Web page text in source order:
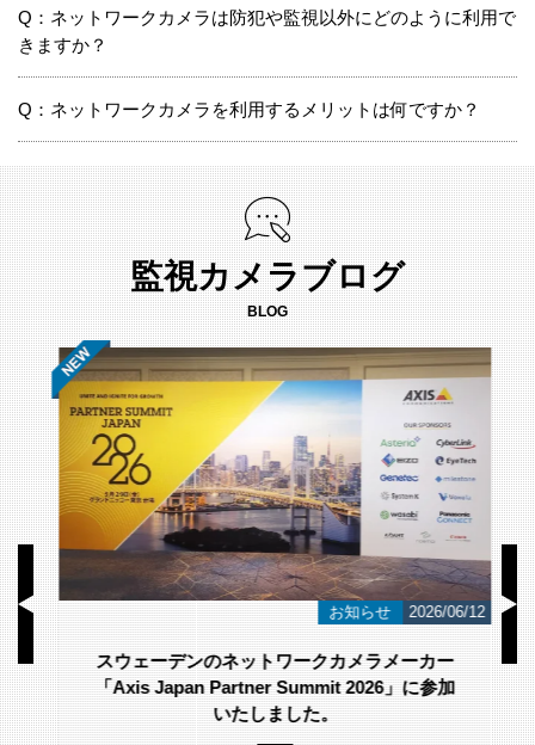
Q：ネットワークカメラは防犯や監視以外にどのように利用で
きますか？
Q：ネットワークカメラを利用するメリットは何ですか？
監視カメラブログ
BLOG
23 お知らせ 2026/06/12
スウェーデンのネットワークカメラメーカー
「Axis Japan Partner Summit 2026」に参加
いたしました。